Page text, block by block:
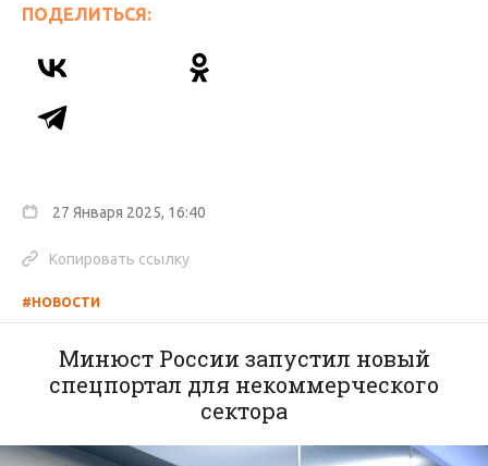
ПОДЕЛИТЬСЯ:
27 Января 2025, 16:40
Копировать ссылку
#НОВОСТИ
Минюст России запустил новый
спецпортал для некоммерческого
сектора